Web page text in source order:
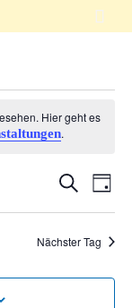

Hier geht es
.
Suche
und
Suche
Tag
Nächster Tag